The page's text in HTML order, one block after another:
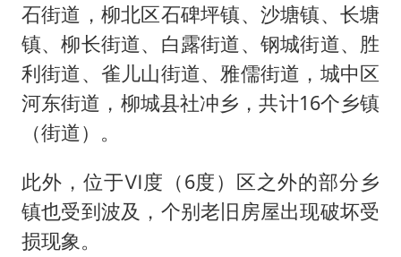
石街道，柳北区石碑坪镇、沙塘镇、长塘
镇、柳长街道、白露街道、钢城街道、胜
利街道、雀儿山街道、雅儒街道，城中区
河东街道，柳城县社冲乡，共计16个乡镇
（街道）。
此外，位于Ⅵ度（6度）区之外的部分乡
镇也受到波及，个别老旧房屋出现破坏受
损现象。